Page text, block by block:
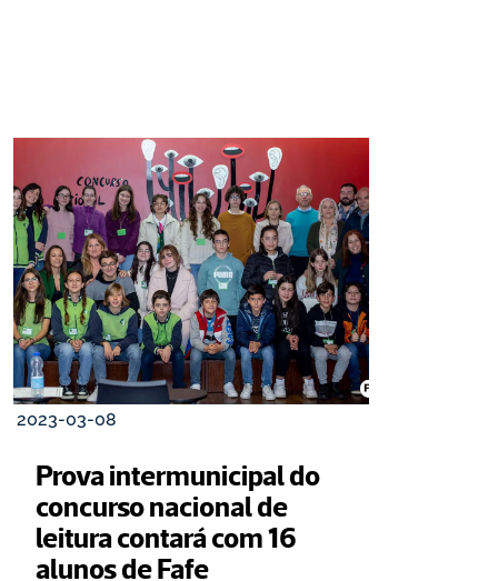
2023-03-08
Prova intermunicipal do
concurso nacional de
leitura contará com 16
alunos de Fafe